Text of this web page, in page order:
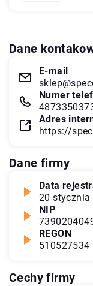
Dane
E-mail
Numer
Adres
https://
Dane firmy
Data
20 stycznia
NIP
REGON
510527534
Cechy firmy